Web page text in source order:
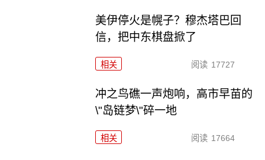
美伊停火是幌子？穆杰塔巴回
信，把中东棋盘掀了
相关 阅读 17727
冲之鸟礁一声炮响，高市早苗的
\"岛链梦\"碎一地
相关 阅读 17664